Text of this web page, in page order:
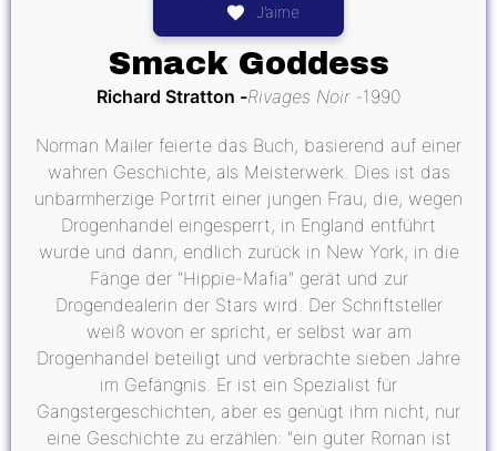
J’aime
Smack Goddess
Richard Stratton Rivages Noir 1990
Norman Mailer feierte das Buch, basierend auf einer
wahren Geschichte, als Meisterwerk. Dies ist das
unbarmherzige Portrrit einer jungen Frau, die, wegen
Drogenhandel eingesperrt, in England entführt
wurde und dann, endlich zurück in New York, in die
Fänge der "Hippie-Mafia" gerät und zur
Drogendealerin der Stars wird. Der Schriftsteller
weiß wovon er spricht, er selbst war am
Drogenhandel beteiligt und verbrachte sieben Jahre
im Gefängnis. Er ist ein Spezialist für
Gangstergeschichten, aber es genügt ihm nicht, nur
eine Geschichte zu erzählen: "ein guter Roman ist